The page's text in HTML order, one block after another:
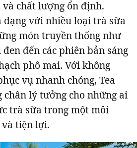
chất lượng ổn định.
dạng với nhiều loại trà sữa
món truyền thống như
đến các phiên bản sáng
phô mai. Với không
vụ nhanh chóng, Tea
chân lý tưởng cho những ai
trà sữa trong một môi
tiện lợi.